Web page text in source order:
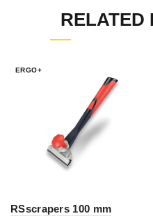
RELATED
ERGO+
RSscrapers 100 mm